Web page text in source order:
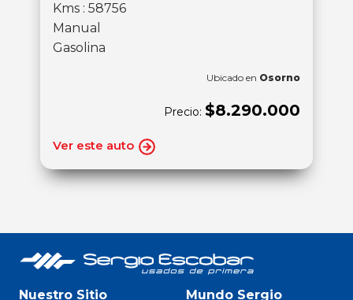
Kms : 58756
Manual
Gasolina
Ubicado en Osorno
Precio: $8.290.000
Ver este auto
Nuestro Sitio Mundo Sergio